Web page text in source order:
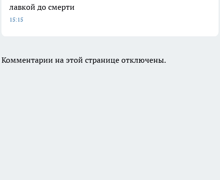
лавкой до смерти
15:15
Комментарии на этой странице отключены.